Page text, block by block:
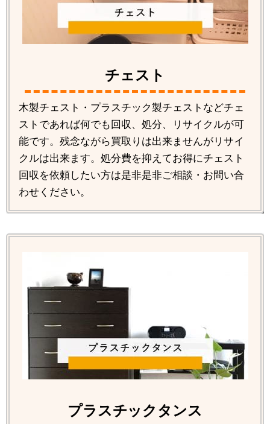
チェスト
木製チェスト・プラスチック製チェストなどチェ
ストであれば何でも回収、処分、リサイクルが可
能です。残念ながら買取りは出来ませんがリサイ
クルは出来ます。処分費を抑えてお得にチェスト
回収を依頼したい方は是非是非ご相談・お問い合
わせください。
プラスチックタンス